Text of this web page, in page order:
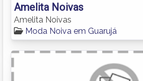
Amelita Noivas
Amelita Noivas
Moda Noiva em Guarujá